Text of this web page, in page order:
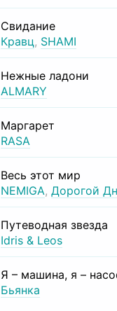
Свидание
Кравц, SHAMI
Нежные ладони
ALMARY
Маргарет
RASA
Весь этот мир
NEMIGA, Дорогой
Путеводная звезда
Idris & Leos
Я – машина, я –
Бьянка